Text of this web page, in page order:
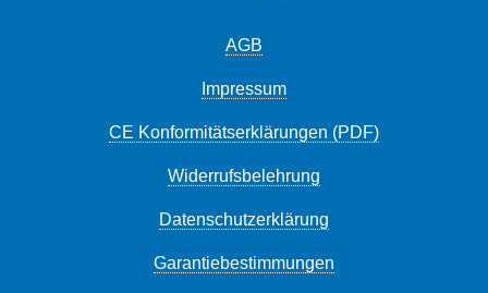
AGB
Impressum
CE Konformitätserklärungen (PDF)
Widerrufsbelehrung
Datenschutzerklärung
Garantiebestimmungen